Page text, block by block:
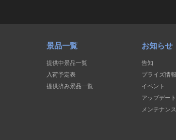
景品一覧
提供中景品一覧
入荷予定表
提供済み景品一覧
お知らせ
告知
プライズ情報
イベント
アップデート
メンテナンス